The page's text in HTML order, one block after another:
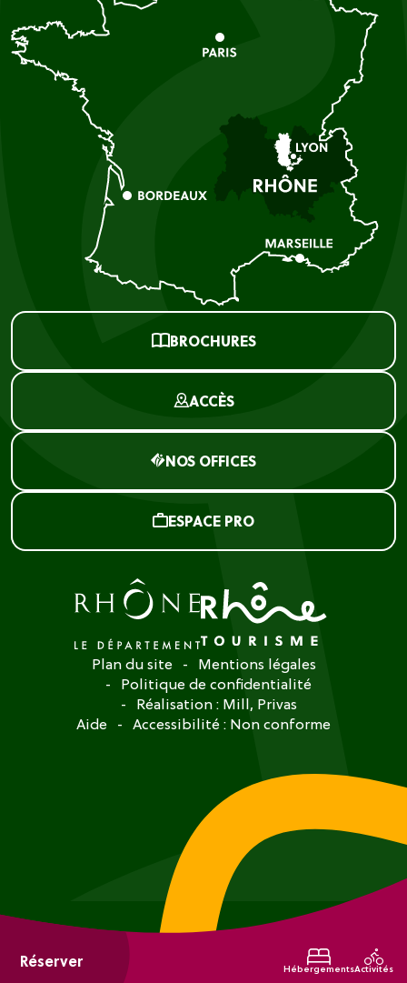
Réserver HébergementsActivités
BROCHURES
ACCÈS
NOS OFFICES
ESPACE PRO
Plan du site
Mentions légales
Politique de confidentialité
Réalisation : Mill, Privas
Aide
Accessibilité : Non conforme